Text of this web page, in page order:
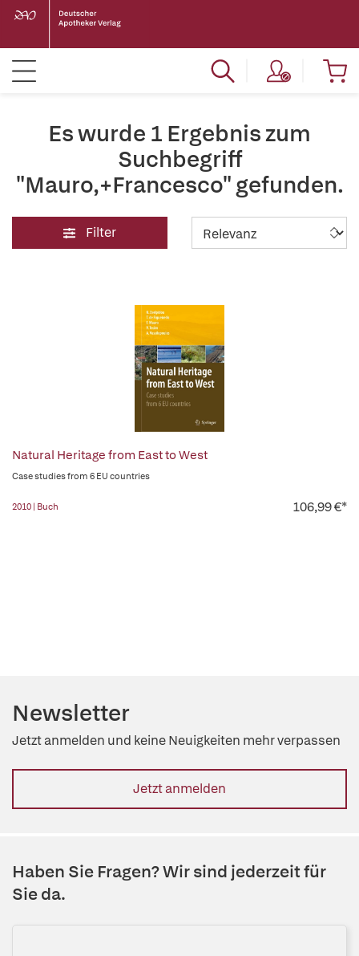
Es wurde 1 Ergebnis zum
Suchbegriff
"Mauro,+Francesco" gefunden.
Filter
Natural Heritage from East to West
Case studies from 6 EU countries
2010 | Buch 106,99 €*
Newsletter
Jetzt anmelden und keine Neuigkeiten mehr verpassen
Jetzt anmelden
Haben Sie Fragen? Wir sind jederzeit für
Sie da.